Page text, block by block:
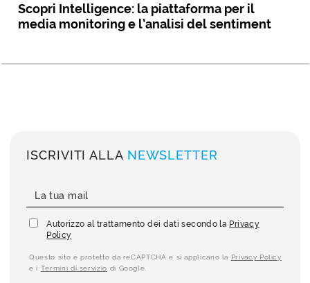
Scopri Intelligence: la piattaforma per il
media monitoring e l’analisi del sentiment
ISCRIVITI ALLA NEWSLETTER
Autorizzo al trattamento dei dati secondo la Privacy
Policy
Questo sito è protetto da reCAPTCHA e si applicano la Privacy Policy
e i Termini di servizio di Google.